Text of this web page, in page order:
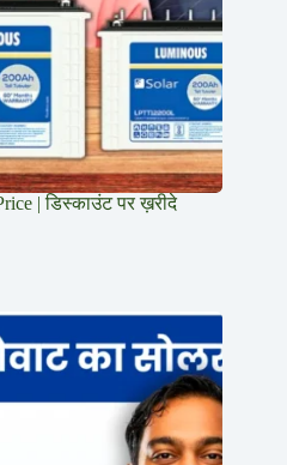
| डिस्काउंट पर ख़रीदे